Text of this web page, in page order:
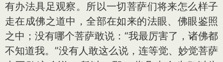
有办法具足观察。所以一切菩萨们将来怎么样子
走在成佛之道中，全部在如来的法眼、佛眼鉴照
之中；没有哪个菩萨敢说：“我最厉害了，诸佛都
不知道我。”没有人敢这么说，连等觉、妙觉菩萨